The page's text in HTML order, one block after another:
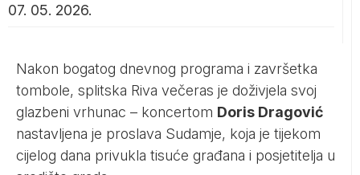
07. 05. 2026.
Nakon bogatog dnevnog programa i završetka
tombole, splitska Riva večeras je doživjela svoj
glazbeni vrhunac – koncertom Doris Dragović
nastavljena je proslava Sudamje, koja je tijekom
cijelog dana privukla tisuće građana i posjetitelja u